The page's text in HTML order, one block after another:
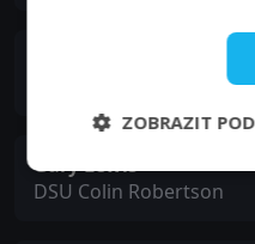
Gary Lewis
DSU Colin Robertson
ZOBRAZIT